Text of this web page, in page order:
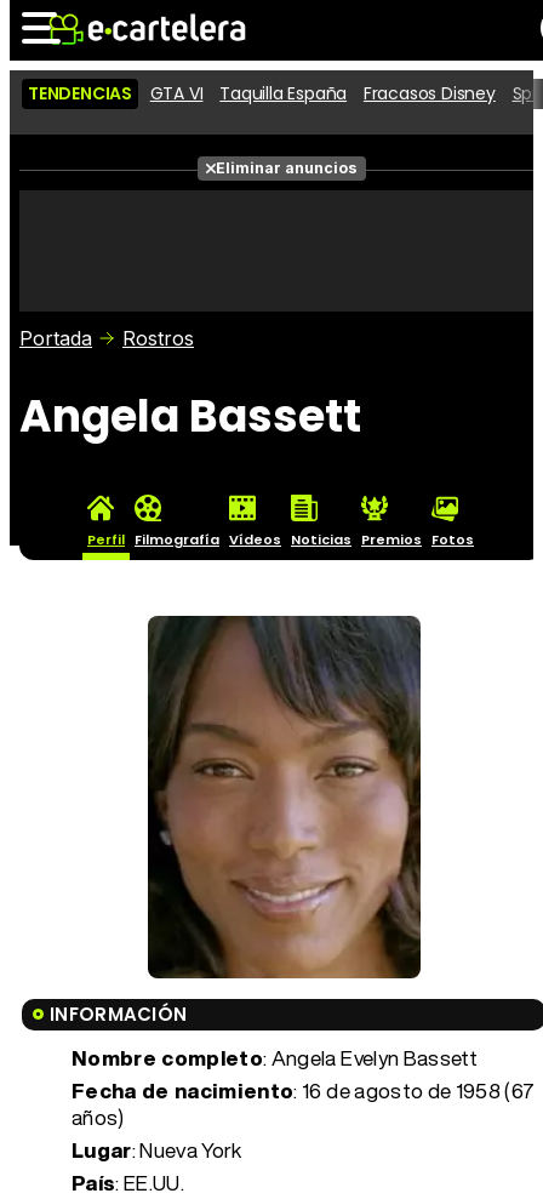
Noticias Cartelera
Películas
Críticas
TENDENCIAS GTA VI Taquilla España Fracasos Disney
Eliminar anuncios
Portada Rostros
Angela Bassett
Perfil Filmografía Vídeos Noticias Premios Fotos
INFORMACIÓN
Nombre completo: Angela Evelyn Bassett
Fecha de nacimiento: 16 de agosto de 1958 (67
años)
Lugar: Nueva York
País: EE.UU.